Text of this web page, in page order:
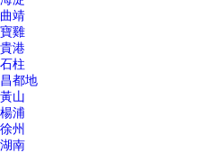
曲靖
寶雞
貴港
石柱
昌都地
黃山
楊浦
徐州
湖南